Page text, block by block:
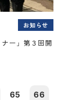
お知らせ
ー」第３回開
65 66